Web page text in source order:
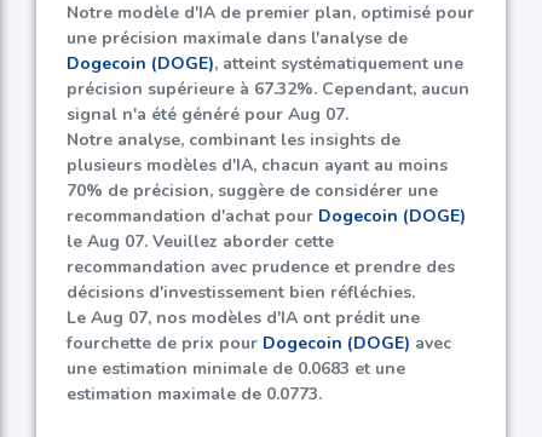
Notre modèle d'IA de premier plan, optimisé pour
une précision maximale dans l'analyse de
Dogecoin (DOGE), atteint systématiquement une
précision supérieure à 67.32%. Cependant, aucun
signal n'a été généré pour Aug 07.
Notre analyse, combinant les insights de
plusieurs modèles d'IA, chacun ayant au moins
70% de précision, suggère de considérer une
recommandation d'achat pour Dogecoin (DOGE)
le Aug 07. Veuillez aborder cette
recommandation avec prudence et prendre des
décisions d'investissement bien réfléchies.
Le Aug 07, nos modèles d'IA ont prédit une
fourchette de prix pour Dogecoin (DOGE) avec
une estimation minimale de 0.0683 et une
estimation maximale de 0.0773.